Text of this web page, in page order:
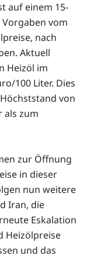
auf einem 15-
vom
nach
Aktuell
Heizöl im
100 Liter. Dies
von
als zum
zur Öffnung
in dieser
nun weitere
Iran, die
Eskalation
Heizölpreise
und das